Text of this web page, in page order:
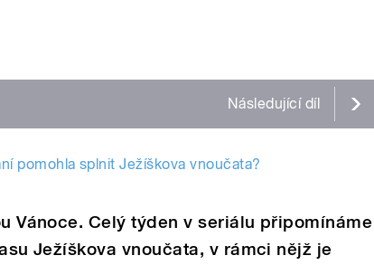
Následující díl
pomohla splnit Ježíškova vnoučata?
Vánoce. Celý týden v seriálu připomínáme
Ježíškova vnoučata, v rámci nějž je